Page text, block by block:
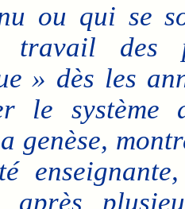
ou qui se
travail des
» dès les
le système
genèse,
après